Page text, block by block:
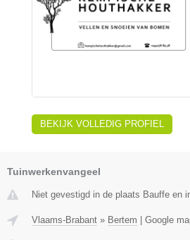
BEKIJK VOLLEDIG PROFIEL
Tuinwerkenvangeel
Niet gevestigd in de plaats Bauffe en
Vlaams-Brabant » Bertem Google